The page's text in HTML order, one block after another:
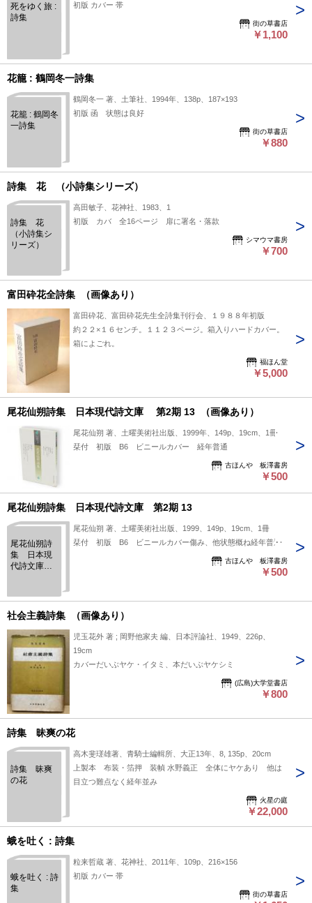
死をゆく旅 :
詩集
初版 カバー 帯
街の草書店
￥1,100
花籠 : 鶴岡冬一詩集
花籠 : 鶴岡冬
一詩集
鶴岡冬一 著、土筆社、1994年、138p、187×193
初版 函 状態は良好
街の草書店
￥880
詩集 花 （小詩集シリーズ）
詩集 花
（小詩集シ
リーズ）
高田敏子、花神社、1983、1
初版 カバ 全16ページ 扉に署名・落款
シマウマ書房
￥700
富田砕花全詩集 （画像あり）
富田砕花、富田砕花先生全詩集刊行会、１９８８年初版
約２２×１６センチ。１１２３ページ。箱入りハードカバー。
箱によごれ。
福ほん堂
￥5,000
尾花仙朔詩集 日本現代詩文庫 第2期 13 （画像あり）
尾花仙朔 著、土曜美術社出版、1999年、149p、19cm、1冊
栞付 初版 B6 ビニールカバー 経年普通
古ほんや 板澤書房
￥500
尾花仙朔詩集 日本現代詩文庫 第2期 13
尾花仙朔詩
集 日本現
代詩文庫
尾花仙朔 著、土曜美術社出版、1999、149p、19cm、1冊
栞付 初版 B6 ビニールカバー傷み、他状態概ね経年普通
古ほんや 板澤書房
￥500
社会主義詩集 （画像あり）
児玉花外 著 ; 岡野他家夫 編、日本評論社、1949、226p、
19cm
カバーだいぶヤケ・イタミ、本だいぶヤケシミ
(広島)大学堂書店
￥800
詩集 昧爽の花
詩集 昧爽
の花
高木斐瑳雄著、青騎士編輯所、大正13年、8, 135p、20cm
上製本 布装・箔押 装幀 水野義正 全体にヤケあり 他は
目立つ難点なく経年並み
火星の庭
￥22,000
蛾を吐く : 詩集
蛾を吐く : 詩
集
粒来哲蔵 著、花神社、2011年、109p、216×156
初版 カバー 帯
街の草書店